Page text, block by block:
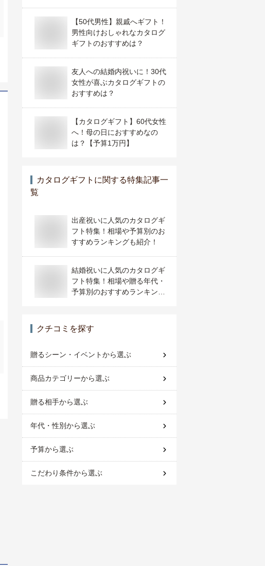
【50代男性】親戚へギフト！
男性向けおしゃれなカタログ
ギフトのおすすめは？
友人への結婚内祝いに！30代
女性が喜ぶカタログギフトの
おすすめは？
【カタログギフト】60代女性
へ！母の日におすすめなの
は？【予算1万円】
カタログギフト に関する特集記事一
覧
出産祝いに人気のカタログギ
フト特集！相場や予算別のお
すすめランキングも紹介！
結婚祝いに人気のカタログギ
フト特集！相場や贈る年代・
予算別のおすすめランキング
クチコミを探す
贈るシーン・イベントから選ぶ
商品カテゴリーから選ぶ
贈る相手から選ぶ
年代・性別から選ぶ
予算から選ぶ
こだわり条件から選ぶ